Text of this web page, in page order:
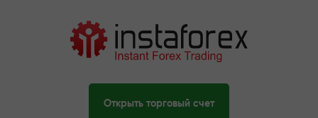
Открыть торговый счет